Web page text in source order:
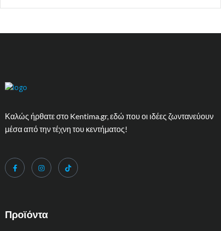
Καλώς ήρθατε στο Kentima.gr, εδώ που οι ιδέες ζωντανεύουν
μέσα από την τέχνη του κεντήματος!
Προϊόντα